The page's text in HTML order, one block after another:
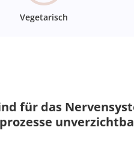
Vegetarisch
für das